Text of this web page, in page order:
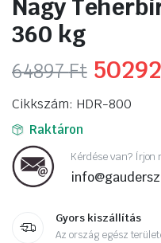
Nagy
360 kg
64897Ft
price
50292
Cikkszám: HDR-800
Raktáron
Kérdése van? Írjon
Gyors kiszállítás
Az ország egész